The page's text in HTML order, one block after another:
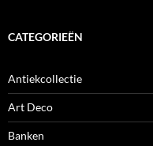
CATEGORIEËN
Antiekcollectie
Art Deco
Banken